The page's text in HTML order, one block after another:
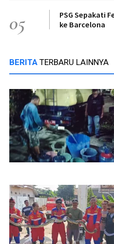
05
PSG Sepakati
ke Barcelona
BERITA TERBARU LAINNYA